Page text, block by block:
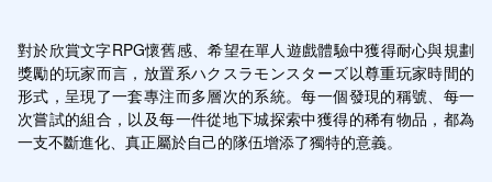
對於欣賞文字RPG懷舊感、希望在單人遊戲體驗中獲得耐心與規劃
獎勵的玩家而言，放置系ハクスラモンスターズ以尊重玩家時間的
形式，呈現了一套專注而多層次的系統。每一個發現的稱號、每一
次嘗試的組合，以及每一件從地下城探索中獲得的稀有物品，都為
一支不斷進化、真正屬於自己的隊伍增添了獨特的意義。